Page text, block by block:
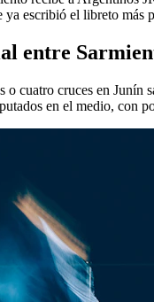
escribió el libreto más
entre
o cuatro cruces en
en el medio, con